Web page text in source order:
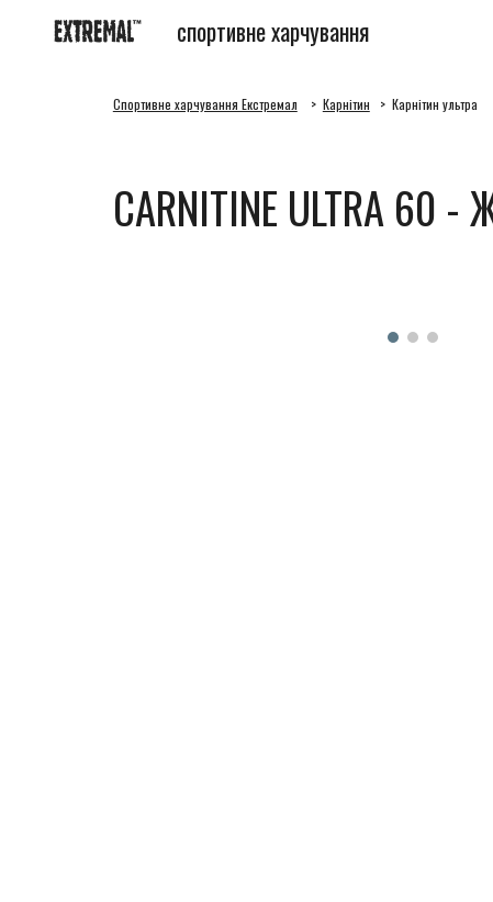
спортивне харчування
Спортивне харчування Екстремал > Карнітин > Карнітин ультра
CARNITINE ULTRA 60 -